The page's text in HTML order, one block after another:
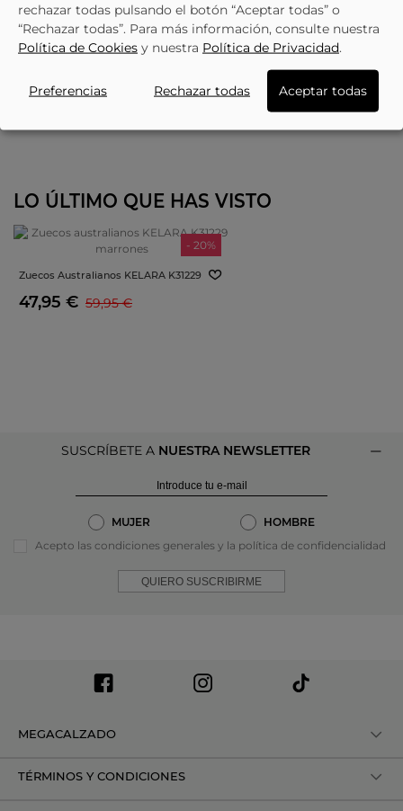
LO ÚLTIMO QUE HAS VISTO
- 20%
Zuecos Australianos KELARA K31229
Marrones
47,95 € 59,95 €
SUSCRÍBETE A NUESTRA NEWSLETTER
MUJER
HOMBRE
Acepto las condiciones generales y la política de confidencialidad
QUIERO SUSCRIBIRME
MEGACALZADO
TÉRMINOS Y CONDICIONES
rechazar todas pulsando el botón “Aceptar todas” o
“Rechazar todas”. Para más información, consulte nuestra
Política de Cookies y nuestra Política de Privacidad.
Preferencias Rechazar todas Aceptar todas